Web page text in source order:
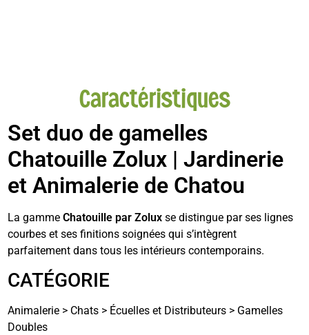
Caractéristiques
Set duo de gamelles
Chatouille Zolux | Jardinerie
et Animalerie de Chatou
La gammeChatouille par Zolux se distingue par ses lignes
courbes et ses finitions soignées qui s’intègrent
parfaitement dans tous les intérieurs contemporains.
CATÉGORIE
Animalerie > Chats > Écuelles et Distributeurs > Gamelles
Doubles